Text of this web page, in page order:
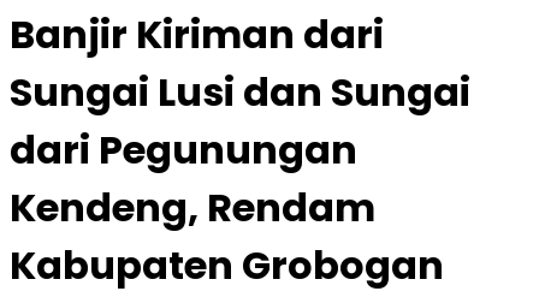
Banjir Kiriman dari
Sungai Lusi dan Sungai
dari Pegunungan
Kendeng, Rendam
Kabupaten Grobogan